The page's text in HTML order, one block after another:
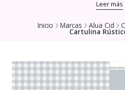
Leer más
Inicio Marcas Alua Cid
Cartulina